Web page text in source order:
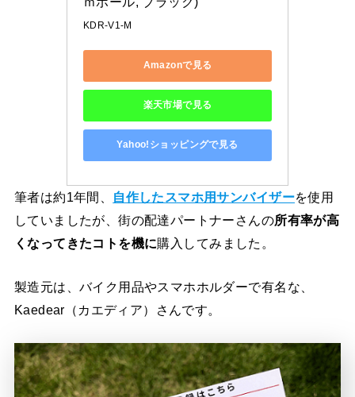
KDR-V1-M
Amazonで見る
楽天市場で見る
Yahoo!ショッピングで見る
筆者は約1年間、 自作したスマホ用サンバイザーを使用
していましたが、街の配達パートナーさんの所有率が高
くなってきたコトを機に購入してみました。
製造元は、バイク用品やスマホホルダーで有名な、
Kaedear（カエディア）さんです。